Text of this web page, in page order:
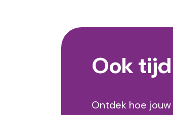
Ook
Ontdek hoe